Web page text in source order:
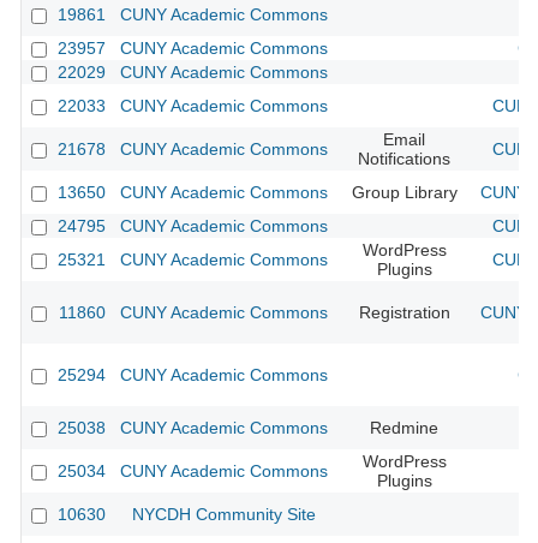
19861
CUNY Academic Commons
23957
CUNY Academic Commons
22029
CUNY Academic Commons
22033
CUNY Academic Commons
21678 CUNY Academic Commons
Email
Notifications
13650 CUNY Academic Commons Group Library
CUNY
24795
CUNY Academic Commons
25321
CUNY Academic Commons
WordPress
Plugins
11860 CUNY Academic Commons Registration CUNY
25294 CUNY Academic Commons
25038 CUNY Academic Commons Redmine
25034 CUNY Academic Commons
WordPress
Plugins
10630
NYCDH Community Site